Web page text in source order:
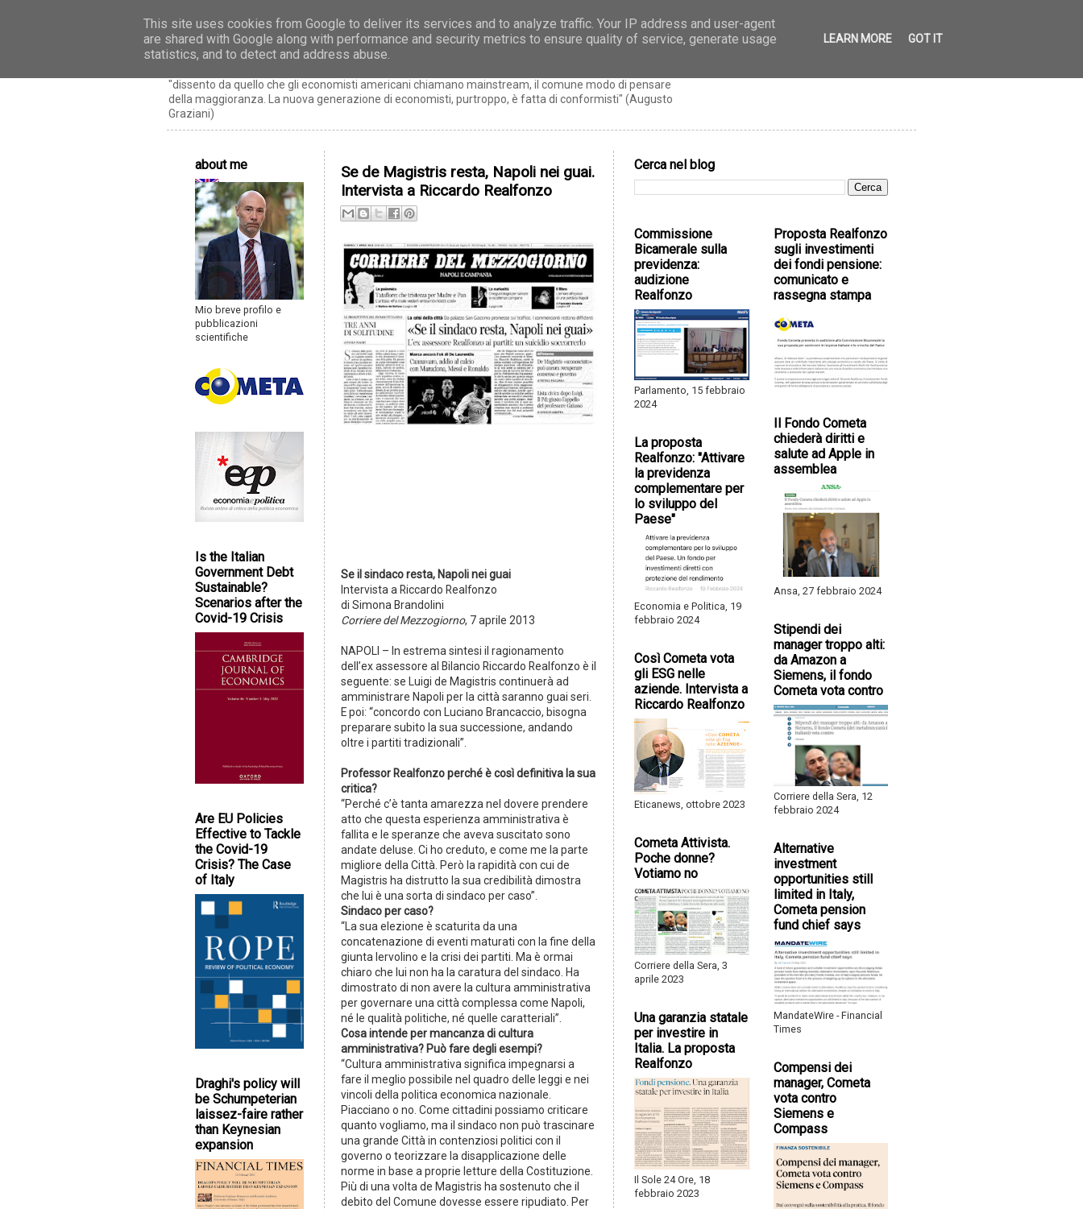
Riccardo Realfonzo
"dissento da quello che gli economisti americani chiamano mainstream, il comune modo di pensare
della maggioranza. La nuova generazione di economisti, purtroppo, è fatta di conformisti" (Augusto
Graziani)
Se de Magistris resta, Napoli nei guai.
Intervista a Riccardo Realfonzo
Se il sindaco resta, Napoli nei guai
Intervista a Riccardo Realfonzo
di Simona Brandolini
Corriere del Mezzogiorno, 7 aprile 2013
NAPOLI – In estrema sintesi il ragionamento
dell’ex assessore al Bilancio Riccardo Realfonzo è il
seguente: se Luigi de Magistris continuerà ad
amministrare Napoli per la città saranno guai seri.
E poi: “concordo con Luciano Brancaccio, bisogna
preparare subito la sua successione, andando
oltre i partiti tradizionali”.
Professor Realfonzo perché è così definitiva la sua
critica?
“Perché c’è tanta amarezza nel dovere prendere
atto che questa esperienza amministrativa è
fallita e le speranze che aveva suscitato sono
andate deluse. Ci ho creduto, e come me la parte
migliore della Città. Però la rapidità con cui de
Magistris ha distrutto la sua credibilità dimostra
che lui è una sorta di sindaco per caso”.
Sindaco per caso?
“La sua elezione è scaturita da una
concatenazione di eventi maturati con la fine della
giunta Iervolino e la crisi dei partiti. Ma è ormai
chiaro che lui non ha la caratura del sindaco. Ha
dimostrato di non avere la cultura amministrativa
per governare una città complessa come Napoli,
né le qualità politiche, né quelle caratteriali”.
Cosa intende per mancanza di cultura
amministrativa? Può fare degli esempi?
“Cultura amministrativa significa impegnarsi a
fare il meglio possibile nel quadro delle leggi e nei
vincoli della politica economica nazionale.
Piacciano o no. Come cittadini possiamo criticare
quanto vogliamo, ma il sindaco non può trascinare
una grande Città in contenziosi politici con il
governo o teorizzare la disapplicazione delle
norme in base a proprie letture della Costituzione.
Più di una volta de Magistris ha sostenuto che il
debito del Comune dovesse essere ripudiato. Per
about me
Mio breve profilo e
pubblicazioni
scientifiche
Is the Italian
Government Debt
Sustainable?
Scenarios after the
Covid-19 Crisis
Are EU Policies
Effective to Tackle
the Covid-19
Crisis? The Case
of Italy
Draghi's policy will
be Schumpeterian
laissez-faire rather
than Keynesian
expansion
Cerca nel blog
Commissione
Bicamerale sulla
previdenza:
audizione
Realfonzo
Parlamento, 15 febbraio
2024
La proposta
Realfonzo: "Attivare
la previdenza
complementare per
lo sviluppo del
Paese"
Economia e Politica, 19
febbraio 2024
Così Cometa vota
gli ESG nelle
aziende. Intervista a
Riccardo Realfonzo
Eticanews, ottobre 2023
Cometa Attivista.
Poche donne?
Votiamo no
Corriere della Sera, 3
aprile 2023
Una garanzia statale
per investire in
Italia. La proposta
Realfonzo
Il Sole 24 Ore, 18
febbraio 2023
Proposta Realfonzo
sugli investimenti
dei fondi pensione:
comunicato e
rassegna stampa
Il Fondo Cometa
chiederà diritti e
salute ad Apple in
assemblea
Ansa, 27 febbraio 2024
Stipendi dei
manager troppo alti:
da Amazon a
Siemens, il fondo
Cometa vota contro
Corriere della Sera, 12
febbraio 2024
Alternative
investment
opportunities still
limited in Italy,
Cometa pension
fund chief says
MandateWire - Financial
Times
Compensi dei
manager, Cometa
vota contro
Siemens e
Compass
This site uses cookies from Google to deliver its services and to analyze traffic. Your IP address and user-agent
are shared with Google along with performance and security metrics to ensure quality of service, generate usage
statistics, and to detect and address abuse.
LEARN MORE GOT IT